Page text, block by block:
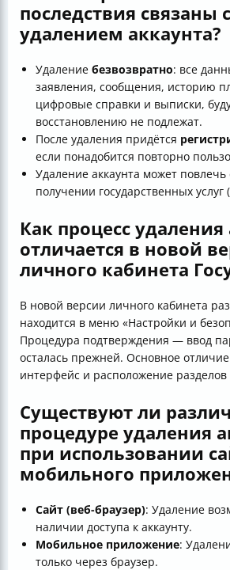
последствия связаны с
удалением аккаунта?
Удаление безвозвратно: все
заявления, сообщения, историю
цифровые справки и выписки,
восстановлению не подлежат.
После удаления придётся
если понадобится повторно
Удаление аккаунта может
получении государственных услуг
Как процесс удаления
отличается в новой
личного кабинета
В новой версии личного кабинета
находится в меню «Настройки и
Процедура подтверждения — ввод
осталась прежней. Основное
интерфейс и расположение разделов
Существуют ли
процедуре удаления
при использовании
мобильного
Сайт (веб-браузер): Удаление
наличии доступа к аккаунту.
Мобильное приложение:
только через браузер.